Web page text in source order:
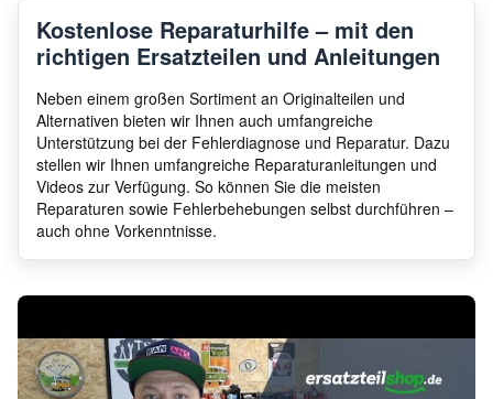
Kostenlose Reparaturhilfe – mit den
richtigen Ersatzteilen und Anleitungen
Neben einem großen Sortiment an Originalteilen und
Alternativen bieten wir Ihnen auch umfangreiche
Unterstützung bei der Fehlerdiagnose und Reparatur. Dazu
stellen wir Ihnen umfangreiche Reparaturanleitungen und
Videos zur Verfügung. So können Sie die meisten
Reparaturen sowie Fehlerbehebungen selbst durchführen –
auch ohne Vorkenntnisse.